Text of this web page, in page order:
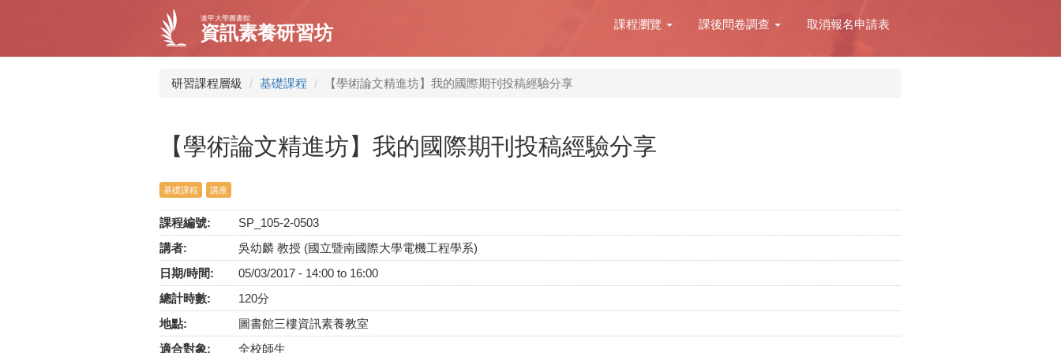
內
逢甲大學圖書館
資訊素養研習坊 課程瀏覽 課後問卷調查 取消報名申請表
研習課程層級 基礎課程 【學術論文精進坊】我的國際期刊投稿經驗分享
【學術論文精進坊】我的國際期刊投稿經驗分享
基礎課程 講座
課程編號:
SP_105-2-0503
講者:
吳幼麟 教授 (國立暨南國際大學電機工程學系)
日期/時間:
05/03/2017 - 14:00 to 16:00
總計時數:
120分
地點:
圖書館三樓資訊素養教室
適合對象:
全校師生